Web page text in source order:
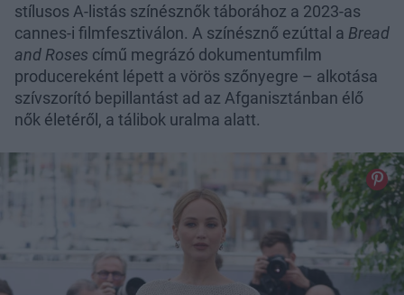
stílusos A-listás színésznők táborához a 2023-as
cannes-i filmfesztiválon. A színésznő ezúttal a Bread
and Roses című megrázó dokumentumfilm
producereként lépett a vörös szőnyegre – alkotása
szívszorító bepillantást ad az Afganisztánban élő
nők életéről, a tálibok uralma alatt.